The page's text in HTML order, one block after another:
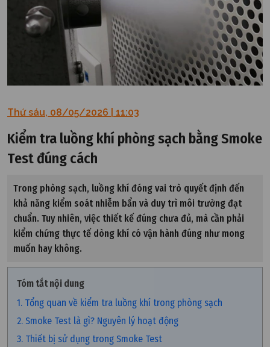
Thứ sáu, 08/05/2026 | 11:03
Kiểm tra luồng khí phòng sạch bằng Smoke
Test đúng cách
Trong phòng sạch, luồng khí đóng vai trò quyết định đến
khả năng kiểm soát nhiễm bẩn và duy trì môi trường đạt
chuẩn. Tuy nhiên, việc thiết kế đúng chưa đủ, mà cần phải
kiểm chứng thực tế dòng khí có vận hành đúng như mong
muốn hay không.
Tóm tắt nội dung
1. Tổng quan về kiểm tra luồng khí trong phòng sạch
2. Smoke Test là gì? Nguyên lý hoạt động
3. Thiết bị sử dụng trong Smoke Test